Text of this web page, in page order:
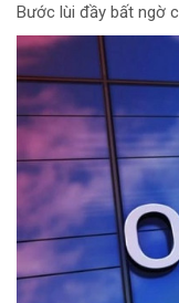
Bước lùi đầy bất ngờ